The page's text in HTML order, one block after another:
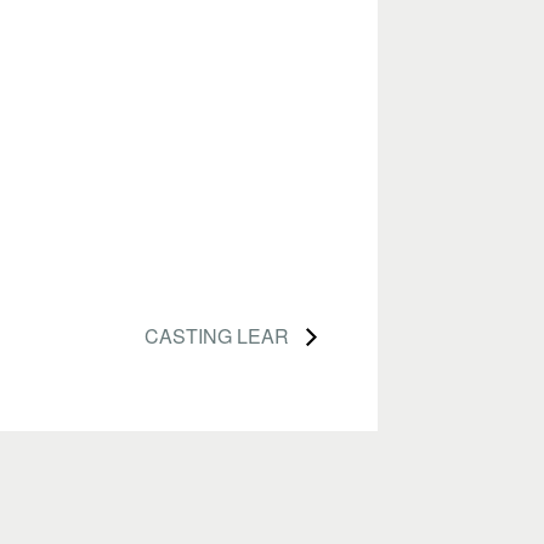
CASTING LEAR